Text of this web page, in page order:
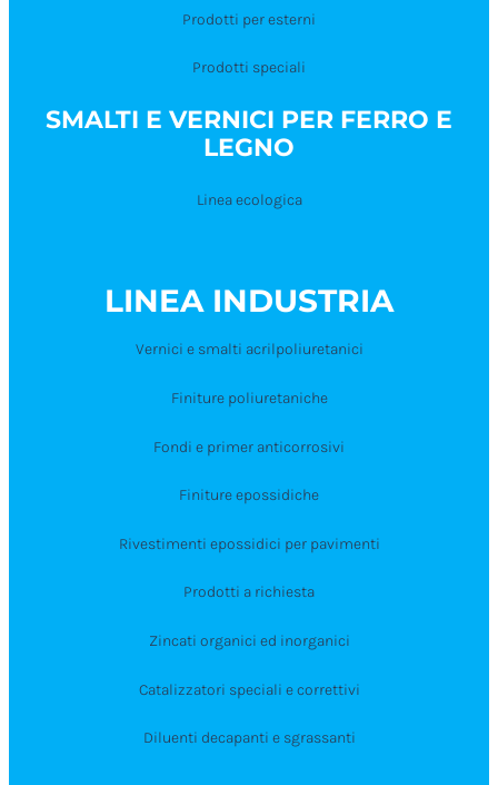
Prodotti per esterni
Prodotti speciali
SMALTI E VERNICI PER FERRO E
LEGNO
Linea ecologica
LINEA INDUSTRIA
Vernici e smalti acrilpoliuretanici
Finiture poliuretaniche
Fondi e primer anticorrosivi
Finiture epossidiche
Rivestimenti epossidici per pavimenti
Prodotti a richiesta
Zincati organici ed inorganici
Catalizzatori speciali e correttivi
Diluenti decapanti e sgrassanti